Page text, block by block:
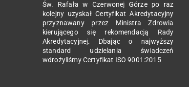
Św. Rafała w Czerwonej Górze po raz
kolejny uzyskał Certyfikat Akredytacyjny
przyznawany przez Ministra Zdrowia
kierującego się rekomendacją Rady
Akredytacyjnej. Dbając o najwyższy
standard udzielania świadczeń
wdrożyliśmy Certyfikat ISO 9001:2015